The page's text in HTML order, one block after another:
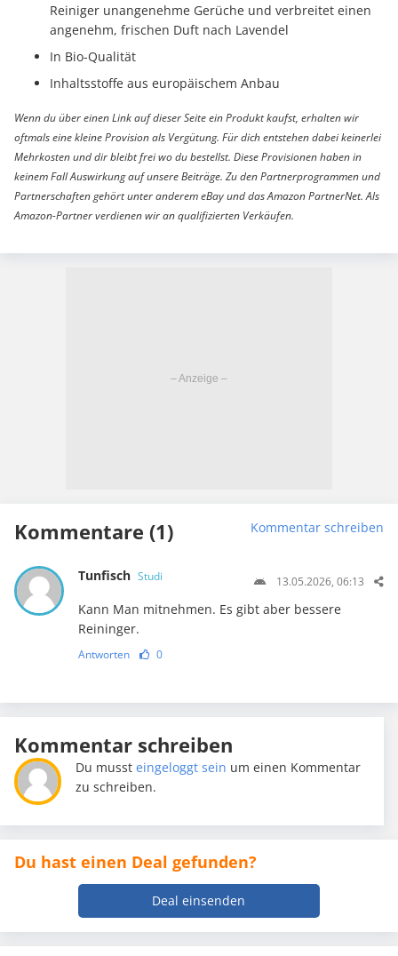
Reiniger unangenehme Gerüche und verbreitet einen
angenehm, frischen Duft nach Lavendel
In Bio-Qualität
Inhaltsstoffe aus europäischem Anbau
Wenn du über einen Link auf dieser Seite ein Produkt kaufst, erhalten wir
oftmals eine kleine Provision als Vergütung. Für dich entstehen dabei keinerlei
Mehrkosten und dir bleibt frei wo du bestellst. Diese Provisionen haben in
keinem Fall Auswirkung auf unsere Beiträge. Zu den Partnerprogrammen und
Partnerschaften gehört unter anderem eBay und das Amazon PartnerNet. Als
Amazon-Partner verdienen wir an qualifizierten Verkäufen.
Kommentare (1) Kommentar schreiben
Tunfisch Studi 13.05.2026, 06:13
Kann Man mitnehmen. Es gibt aber bessere
Reininger.
Antworten 0
Kommentar schreiben
Du mussteingeloggt sein um einen Kommentar
zu schreiben.
Du hast einen Deal gefunden?
Deal einsenden